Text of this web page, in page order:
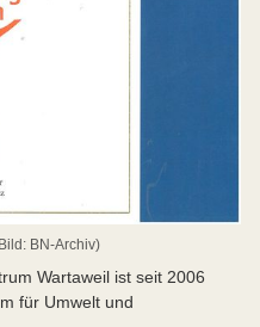
BN-Archiv)
Wartaweil ist seit 2006
für Umwelt und